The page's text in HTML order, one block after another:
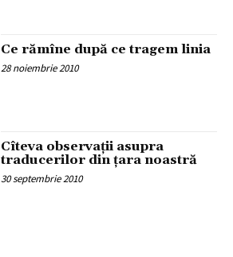
Ce rămîne după ce tragem linia
28 noiembrie 2010
Cîteva observaţii asupra
traducerilor din ţara noastră
30 septembrie 2010